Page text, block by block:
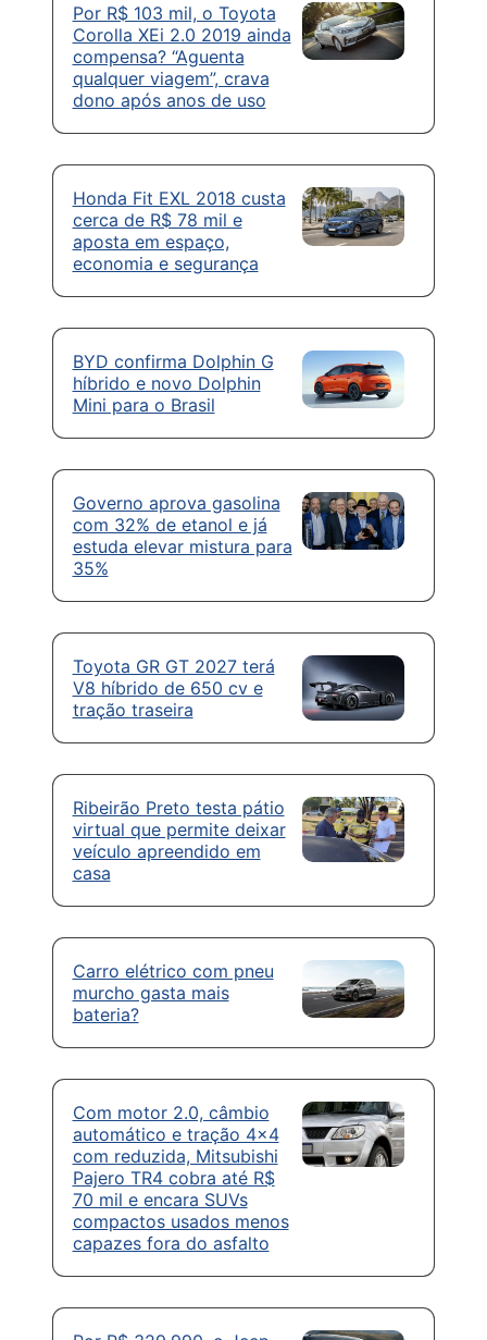
Por R$ 103 mil, o Toyota
Corolla XEi 2.0 2019 ainda
compensa? “Aguenta
qualquer viagem”, crava
dono após anos de uso
Honda Fit EXL 2018 custa
cerca de R$ 78 mil e
aposta em espaço,
economia e segurança
BYD confirma Dolphin G
híbrido e novo Dolphin
Mini para o Brasil
Governo aprova gasolina
com 32% de etanol e já
estuda elevar mistura para
35%
Toyota GR GT 2027 terá
V8 híbrido de 650 cv e
tração traseira
Ribeirão Preto testa pátio
virtual que permite deixar
veículo apreendido em
casa
Carro elétrico com pneu
murcho gasta mais
bateria?
Com motor 2.0, câmbio
automático e tração 4×4
com reduzida, Mitsubishi
Pajero TR4 cobra até R$
70 mil e encara SUVs
compactos usados menos
capazes fora do asfalto